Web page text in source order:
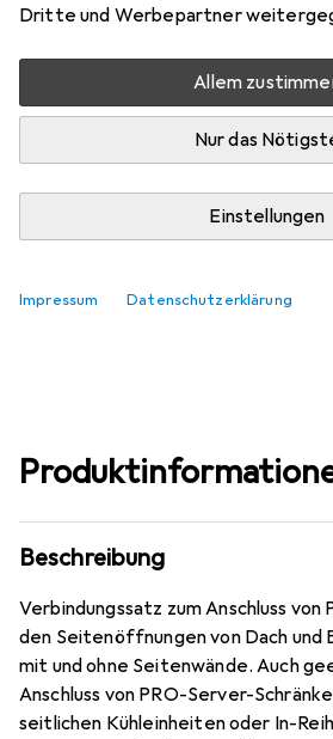
Dritte und Werbepartner
Allem
Nur das
Einstellungen
Impressum Datenschutzerklärung
Zwischen Di, 11.8. und Do, 13.8.
Nur 1 Stück an Lager beim
Lieferort angeben für genaue
In den
Beschreibung
Verbindungssatz zum Anschluss von
den Seitenöffnungen von Dach und
mit und ohne Seitenwände. Auch
Anschluss von PRO-Server-
seitlichen Kühleinheiten oder In-